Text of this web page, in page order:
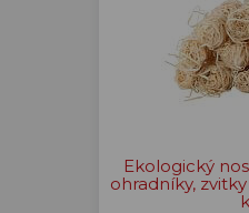
Ekologický
ohradníky,